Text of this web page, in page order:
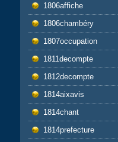
1806affiche
1806chambéry
1807occupation
1811decompte
1812decompte
1814aixavis
1814chant
1814prefecture